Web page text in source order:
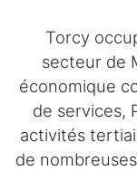
Torcy
secteur de
économique
de services,
activités
de